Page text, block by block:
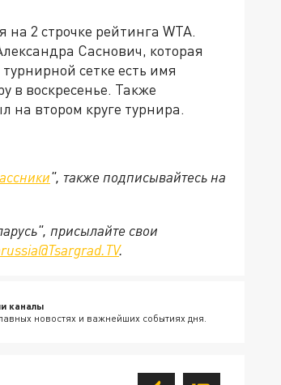
2 строчке рейтинга WTA.
Саснович, которая
сетке есть имя
в воскресенье. Также
на втором круге турнира.
", также подписывайтесь на
присылайте свои
.
каналы
новостях и важнейших событиях дня.